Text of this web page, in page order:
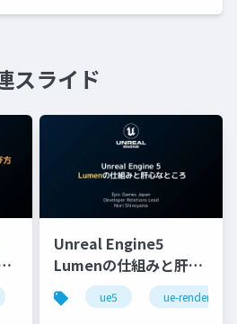
スライド
ue-beginner
Unreal Engine5
Lumenの仕組みと肝心
なところ
ue5 ue-rendering